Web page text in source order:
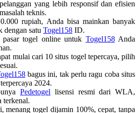
yang lebih responsif dan efisien
teknis.
rupiah, Anda bisa mainkan banyak
dengan satu Togel158 ID.
pasar togel online untuk Togel158Anda
mulai cari 10 situs togel tepercaya, pilih
bagus ini, tak perlu ragu coba situs
2024.
Pedetogel lisensi resmi dari WLA,
terkenal.
menang togel dijamin 100%, cepat, tanpa